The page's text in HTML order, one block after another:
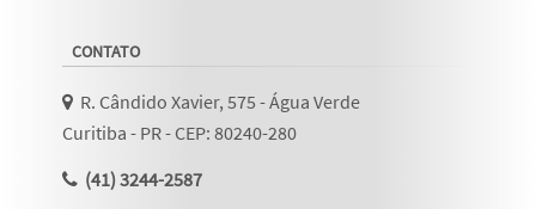
CONTATO
R. Cândido Xavier, 575 - Água Verde
Curitiba - PR - CEP: 80240-280
(41) 3244-2587